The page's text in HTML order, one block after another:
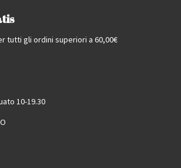
tutti gli ordini superiori a 60,00€
10-19.30